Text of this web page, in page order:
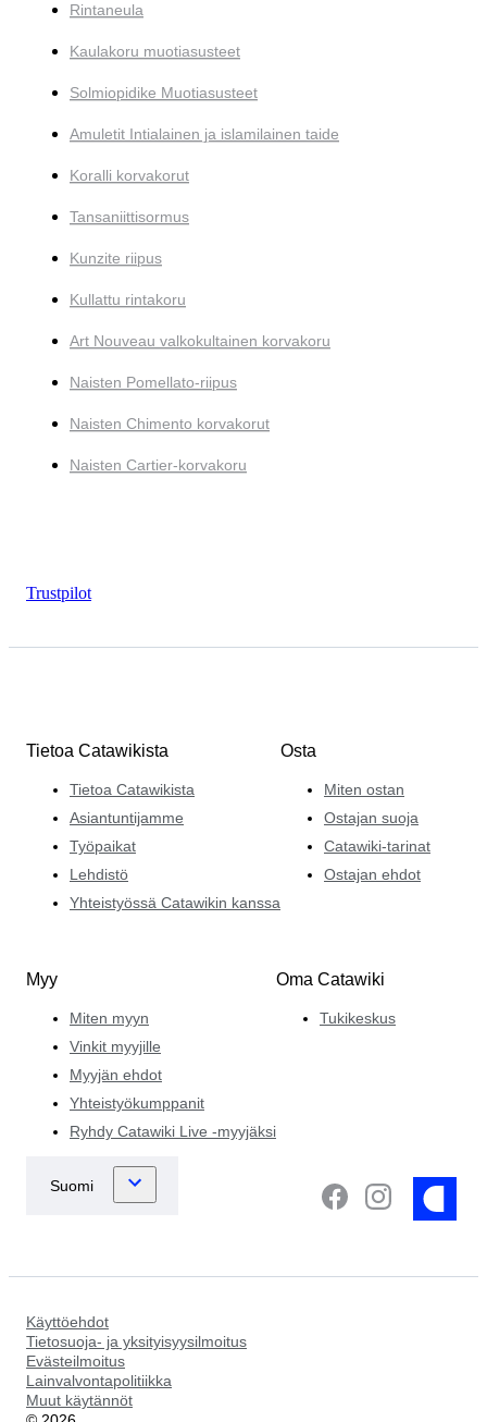
Rintaneula
Kaulakoru muotiasusteet
Solmiopidike Muotiasusteet
Amuletit Intialainen ja islamilainen taide
Koralli korvakorut
Tansaniittisormus
Kunzite riipus
Kullattu rintakoru
Art Nouveau valkokultainen korvakoru
Naisten Pomellato-riipus
Naisten Chimento korvakorut
Naisten Cartier-korvakoru
Trustpilot
Tietoa Catawikista
Tietoa Catawikista
Asiantuntijamme
Työpaikat
Lehdistö
Yhteistyössä Catawikin kanssa
Osta
Miten ostan
Ostajan suoja
Catawiki-tarinat
Ostajan ehdot
Myy
Miten myyn
Vinkit myyjille
Myyjän ehdot
Yhteistyökumppanit
Ryhdy Catawiki Live -myyjäksi
Oma Catawiki
Tukikeskus
Käyttöehdot
Tietosuoja- ja yksityisyysilmoitus
Evästeilmoitus
Lainvalvontapolitiikka
Muut käytännöt